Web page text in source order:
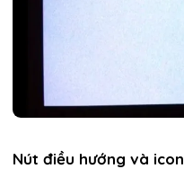
Nút điều hướng và